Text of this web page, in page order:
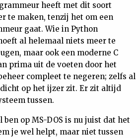
heeft met dit soort
te maken, tenzij het om een
gaat. Wie in Python
al helemaal niets meer te
maar ook een moderne C
prima uit de voeten door het
compleet te negeren; zelfs al
op het ijzer zit. Er zit altijd
tussen.
ben op MS-DOS is nu juist dat het
je wel helpt, maar niet tussen